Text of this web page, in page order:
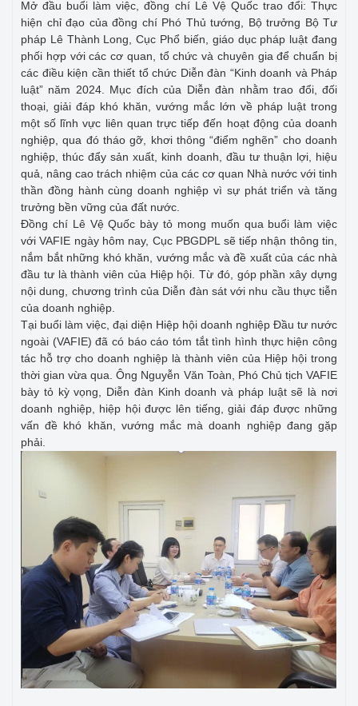
Mở đầu buổi làm việc, đồng chí Lê Vệ Quốc trao đổi: Thực
hiện chỉ đạo của đồng chí Phó Thủ tướng, Bộ trưởng Bộ Tư
pháp Lê Thành Long, Cục Phổ biến, giáo dục pháp luật đang
phối hợp với các cơ quan, tổ chức và chuyên gia để chuẩn bị
các điều kiện cần thiết tổ chức Diễn đàn “Kinh doanh và Pháp
luật” năm 2024. Mục đích của Diễn đàn nhằm trao đổi, đối
thoại, giải đáp khó khăn, vướng mắc lớn về pháp luật trong
một số lĩnh vực liên quan trực tiếp đến hoạt động của doanh
nghiệp, qua đó tháo gỡ, khơi thông “điểm nghẽn” cho doanh
nghiệp, thúc đẩy sản xuất, kinh doanh, đầu tư thuận lợi, hiệu
quả, nâng cao trách nhiệm của các cơ quan Nhà nước với tinh
thần đồng hành cùng doanh nghiệp vì sự phát triển và tăng
trưởng bền vững của đất nước.
Đồng chí Lê Vệ Quốc bày tỏ mong muốn qua buổi làm việc
với VAFIE ngày hôm nay, Cục PBGDPL sẽ tiếp nhận thông tin,
nắm bắt những khó khăn, vướng mắc và đề xuất của các nhà
đầu tư là thành viên của Hiệp hội. Từ đó, góp phần xây dựng
nội dung, chương trình của Diễn đàn sát với nhu cầu thực tiễn
của doanh nghiệp.
Tại buổi làm việc, đại diện Hiệp hội doanh nghiệp Đầu tư nước
ngoài (VAFIE) đã có báo cáo tóm tắt tình hình thực hiện công
tác hỗ trợ cho doanh nghiệp là thành viên của Hiệp hội trong
thời gian vừa qua. Ông Nguyễn Văn Toàn, Phó Chủ tịch VAFIE
bày tỏ kỳ vọng, Diễn đàn Kinh doanh và pháp luật sẽ là nơi
doanh nghiệp, hiệp hội được lên tiếng, giải đáp được những
vấn đề khó khăn, vướng mắc mà doanh nghiệp đang gặp
phải.